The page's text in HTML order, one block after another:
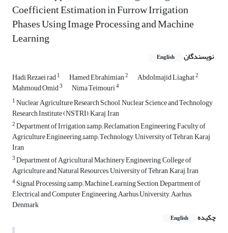
Coefficient Estimation in Furrow Irrigation
Phases Using Image Processing and Machine
Learning
نویسندگان English
Hadi Rezaei rad1 Hamed Ebrahimian2 Abdolmajid Liaghat2
Mahmoud Omid3 Nima Teimouri4
1Nuclear Agriculture Research School, Nuclear Science and Technology
Research Institute (NSTRI), Karaj, Iran
2Department of Irrigation &amp; Reclamation Engineering, Faculty of
Agriculture Engineering &amp; Technology, University of Tehran, Karaj,
Iran
3Department of Agricultural Machinery Engineering, College of
Agriculture and Natural Resources, University of Tehran, Karaj, Iran
4Signal Processing &amp; Machine Learning Section, Department of
Electrical and Computer Engineering, Aarhus University, Aarhus,
Denmark
چکیده
English